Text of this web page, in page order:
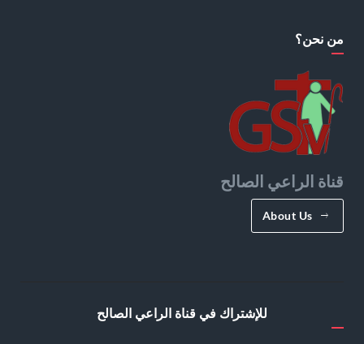
من نحن؟
قناة الراعي الصالح
About Us
للإشتراك في قناة الراعي الصالح